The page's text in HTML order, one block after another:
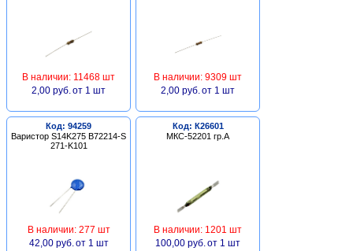
В наличии: 11468 шт
2,00 руб. от 1 шт
В наличии: 9309 шт
2,00 руб. от 1 шт
Код: 94259
Варистор S14K275 B72214-S
271-K101
В наличии: 277 шт
42,00 руб. от 1 шт
Код: К26601
МКС-52201 гр.А
В наличии: 1201 шт
100,00 руб. от 1 шт